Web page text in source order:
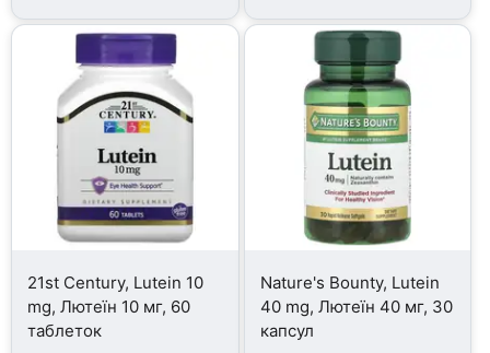
21st Century, Lutein 10
mg, Лютеїн 10 мг, 60
таблеток
Nature's Bounty, Lutein
40 mg, Лютеїн 40 мг, 30
капсул